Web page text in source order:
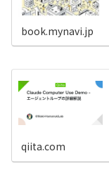
book.mynavi.jp
qiita.com